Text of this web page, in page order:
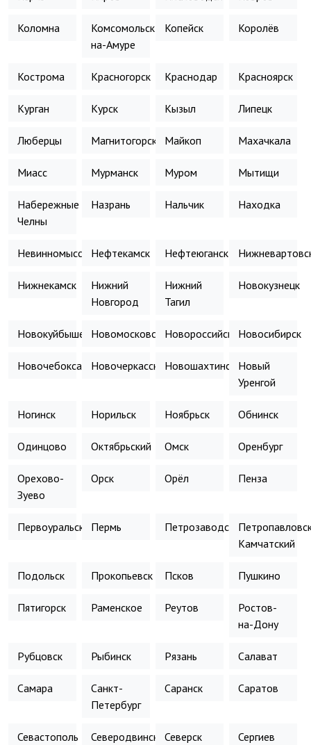
Коломна
Комсомольск-
на-Амуре
Копейск Королёв
Кострома Красногорск Краснодар Красноярск
Курган Курск Кызыл Липецк
Люберцы Магнитогорск Майкоп Махачкала
Миасс Мурманск Муром Мытищи
Набережные
Челны
Назрань Нальчик Находка
Невинномысск Нефтекамск Нефтеюганск
Нижнекамск
Нижний
Новгород
Нижний
Тагил
Новокузнецк
НовокуйбышевскНовомосковск Новороссийск Новосибирск
НовочебоксарскНовочеркасск Новошахтинск
Новый
Уренгой
Ногинск Норильск Ноябрьск Обнинск
Одинцово Октябрьский Омск Оренбург
Орехово-
Зуево
Орск Орёл Пенза
Первоуральск Пермь Петрозаводск
Камчатский
Подольск Прокопьевск Псков Пушкино
Пятигорск Раменское Реутов
Ростов-
на-Дону
Рубцовск Рыбинск Рязань Салават
Самара
Санкт-
Петербург
Саранск Саратов
Севастополь Северодвинск Северск
Сергиев